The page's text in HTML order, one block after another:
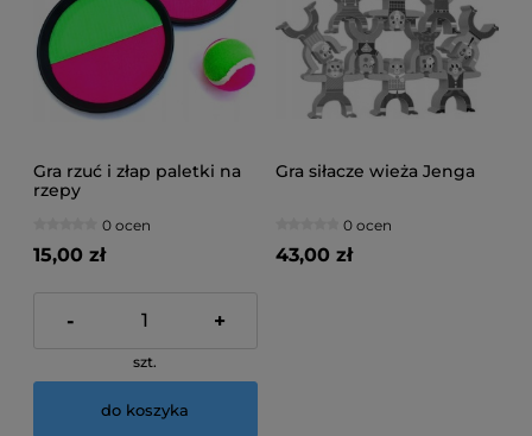
Gra rzuć i złap paletki na
rzepy
0 ocen
15,00 zł
- +
szt.
do koszyka
Gra siłacze wieża Jenga
0 ocen
43,00 zł